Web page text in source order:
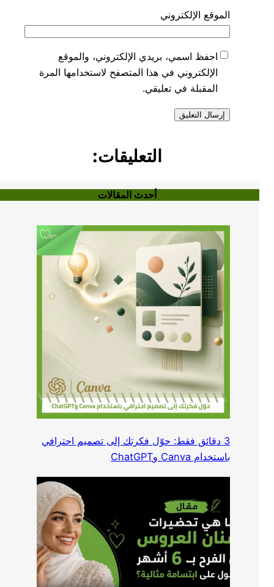
الموقع الإلكتروني
احفظ اسمي، بريدي الإلكتروني، والموقع
الإلكتروني في هذا المتصفح لاستخدامها المرة
المقبلة في تعليقي.
التعليقات:
أحدث المقالات
3 دقائق فقط: حوّل فكرتك إلى تصميم احترافي
باستخدام Canva وChatGPT